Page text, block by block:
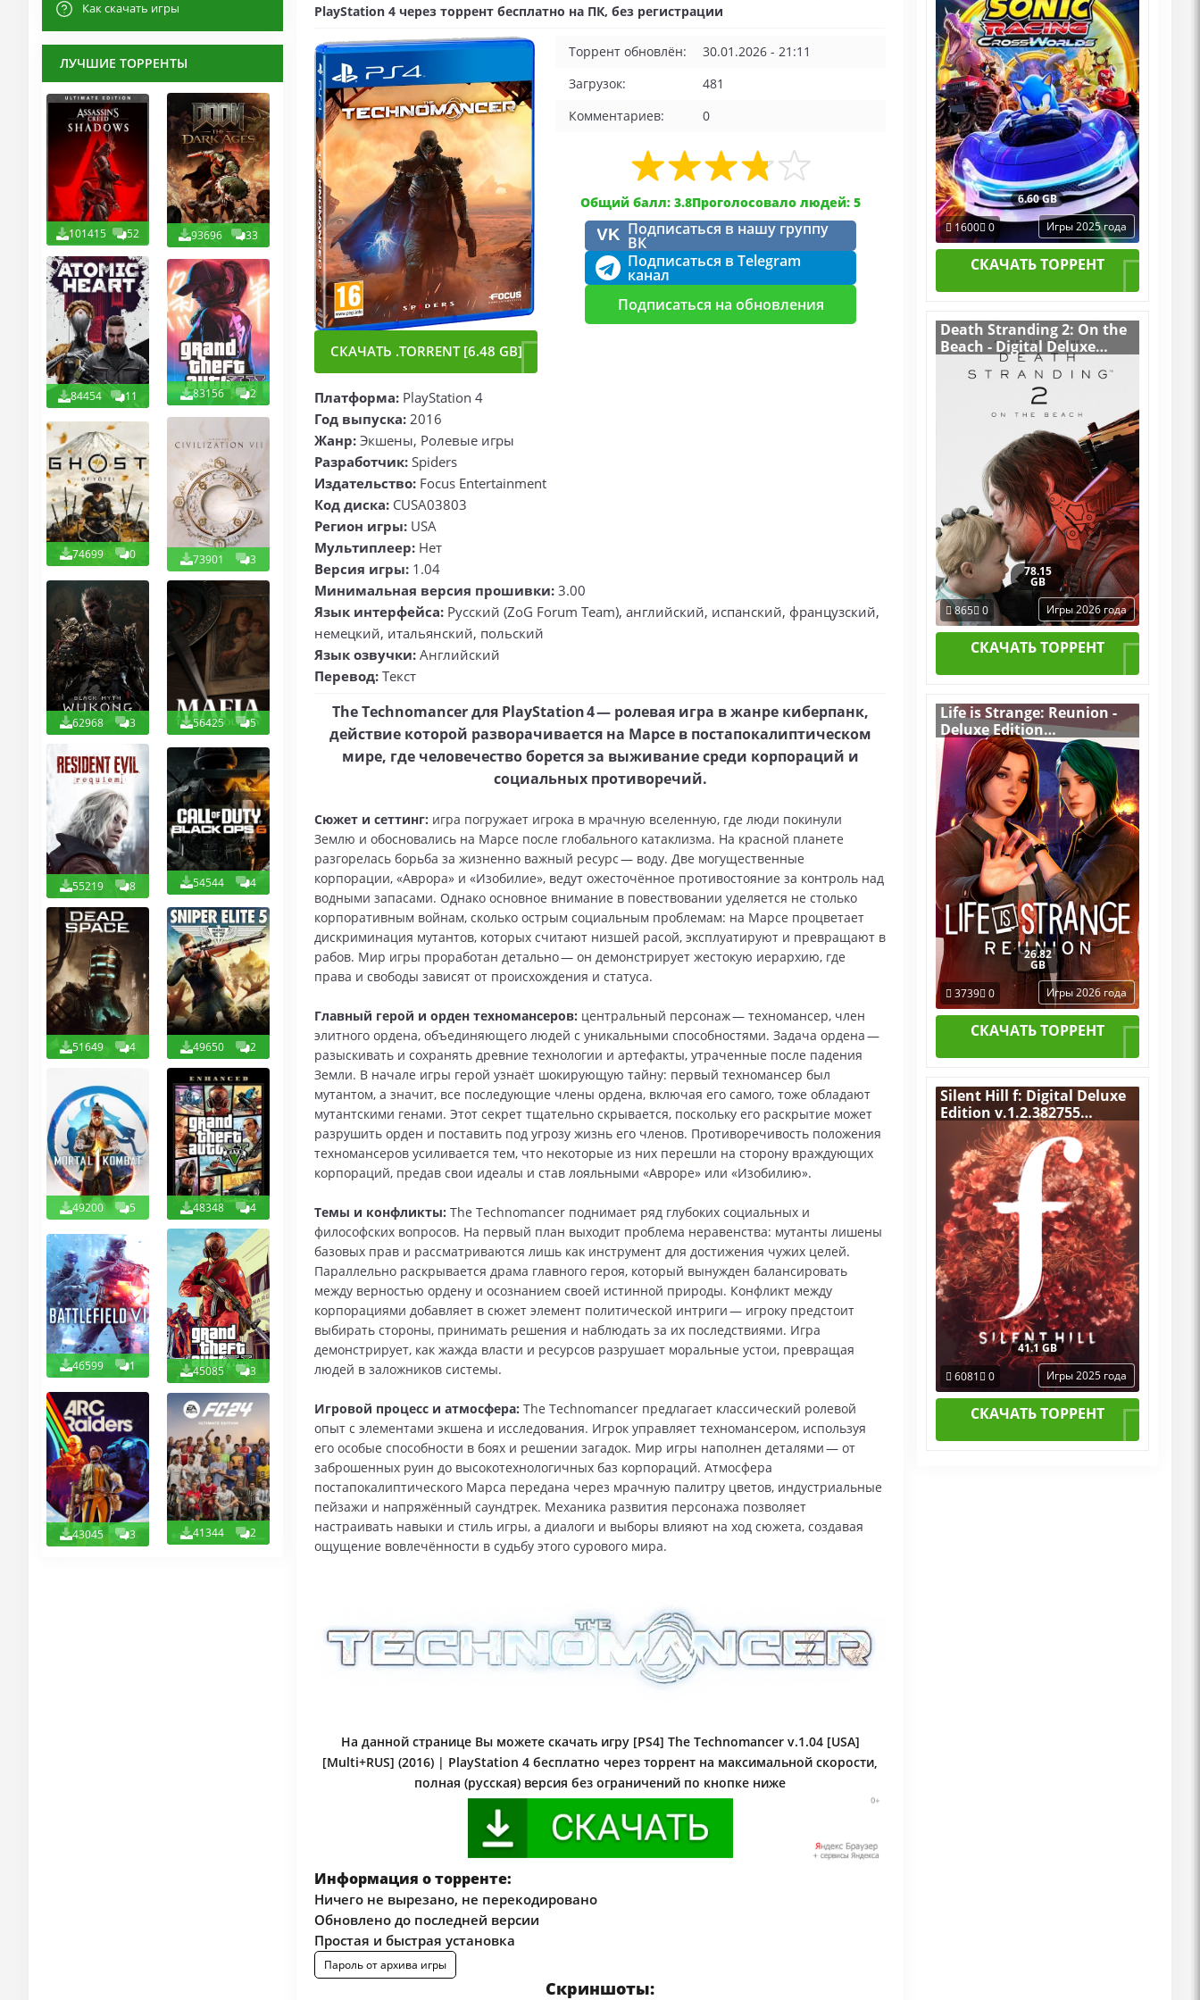
Как скачать игры
ЛУЧШИЕ ТОРРЕНТЫ
101415 52 93696 33
84454 11 83156 2
74699 0 73901 3
62968 3 56425 5
55219 8 54544 4
51649 4 49650 2
49200 5 48348 4
46599 1 45085 3
43045 3 41344 2
PlayStation 4 через торрент бесплатно на ПК, без регистрации
СКАЧАТЬ .TORRENT [6.48 GB]
Торрент обновлён:
30.01.2026 - 21:11
Загрузок:
481
Комментариев:
0
Общий балл: 3.8Проголосовало людей: 5
VK Подписаться в нашу группу
ВК
Подписаться в Telegram
канал
Подписаться на обновления
Платформа: PlayStation 4
Год выпуска: 2016
Жанр: Экшены, Ролевые игры
Разработчик: Spiders
Издательство: Focus Entertainment
Код диска: CUSA03803
Регион игры: USA
Мультиплеер: Нет
Версия игры: 1.04
Минимальная версия прошивки: 3.00
Язык интерфейса: Русский (ZoG Forum Team), английский, испанский, французский,
немецкий, итальянский, польский
Язык озвучки: Английский
Перевод: Текст
The Technomancer для PlayStation 4 — ролевая игра в жанре киберпанк,
действие которой разворачивается на Марсе в постапокалиптическом
мире, где человечество борется за выживание среди корпораций и
социальных противоречий.
Сюжет и сеттинг: игра погружает игрока в мрачную вселенную, где люди покинули
Землю и обосновались на Марсе после глобального катаклизма. На красной планете
разгорелась борьба за жизненно важный ресурс — воду. Две могущественные
корпорации, «Аврора» и «Изобилие», ведут ожесточённое противостояние за контроль над
водными запасами. Однако основное внимание в повествовании уделяется не столько
корпоративным войнам, сколько острым социальным проблемам: на Марсе процветает
дискриминация мутантов, которых считают низшей расой, эксплуатируют и превращают в
рабов. Мир игры проработан детально — он демонстрирует жестокую иерархию, где
права и свободы зависят от происхождения и статуса.
Главный герой и орден техномансеров: центральный персонаж — техномансер, член
элитного ордена, объединяющего людей с уникальными способностями. Задача ордена —
разыскивать и сохранять древние технологии и артефакты, утраченные после падения
Земли. В начале игры герой узнаёт шокирующую тайну: первый техномансер был
мутантом, а значит, все последующие члены ордена, включая его самого, тоже обладают
мутантскими генами. Этот секрет тщательно скрывается, поскольку его раскрытие может
разрушить орден и поставить под угрозу жизнь его членов. Противоречивость положения
техномансеров усиливается тем, что некоторые из них перешли на сторону враждующих
корпораций, предав свои идеалы и став лояльными «Авроре» или «Изобилию».
Темы и конфликты: The Technomancer поднимает ряд глубоких социальных и
философских вопросов. На первый план выходит проблема неравенства: мутанты лишены
базовых прав и рассматриваются лишь как инструмент для достижения чужих целей.
Параллельно раскрывается драма главного героя, который вынужден балансировать
между верностью ордену и осознанием своей истинной природы. Конфликт между
корпорациями добавляет в сюжет элемент политической интриги — игроку предстоит
выбирать стороны, принимать решения и наблюдать за их последствиями. Игра
демонстрирует, как жажда власти и ресурсов разрушает моральные устои, превращая
людей в заложников системы.
Игровой процесс и атмосфера: The Technomancer предлагает классический ролевой
опыт с элементами экшена и исследования. Игрок управляет техномансером, используя
его особые способности в боях и решении загадок. Мир игры наполнен деталями — от
заброшенных руин до высокотехнологичных баз корпораций. Атмосфера
постапокалиптического Марса передана через мрачную палитру цветов, индустриальные
пейзажи и напряжённый саундтрек. Механика развития персонажа позволяет
настраивать навыки и стиль игры, а диалоги и выборы влияют на ход сюжета, создавая
ощущение вовлечённости в судьбу этого сурового мира.
На данной странице Вы можете скачать игру [PS4] The Technomancer v.1.04 [USA]
[Multi+RUS] (2016) | PlayStation 4 бесплатно через торрент на максимальной скорости,
полная (русская) версия без ограничений по кнопке ниже
Информация о торренте:
Ничего не вырезано, не перекодировано
Обновлено до последней версии
Простая и быстрая установка
Пароль от архива игры
Скриншоты:
6.60 GB
1600 0 Игры 2025 года
СКАЧАТЬ ТОРРЕНТ
Death Stranding 2: On the
Beach - Digital Deluxe
Edition v.1.0.48.0
[RUS|ENG] (2026) PC
RePack от FitGirl + 2 DLC
78.15
GB
865
0 Игры 2026 года
СКАЧАТЬ ТОРРЕНТ
Life is Strange: Reunion -
Deluxe Edition
v.Build 22313698
[RUS|ENG] (2026) PC
Пиратка Portable + All
DLCs
26.82
GB
3739 0 Игры 2026 года
СКАЧАТЬ ТОРРЕНТ
Silent Hill f: Digital Deluxe
Edition v.1.2.382755
[RUS|ENG] (2025) PC
RePack by R.G. Механики
+ Все Дополнения
41.1 GB
6081
0 Игры 2025 года
СКАЧАТЬ ТОРРЕНТ